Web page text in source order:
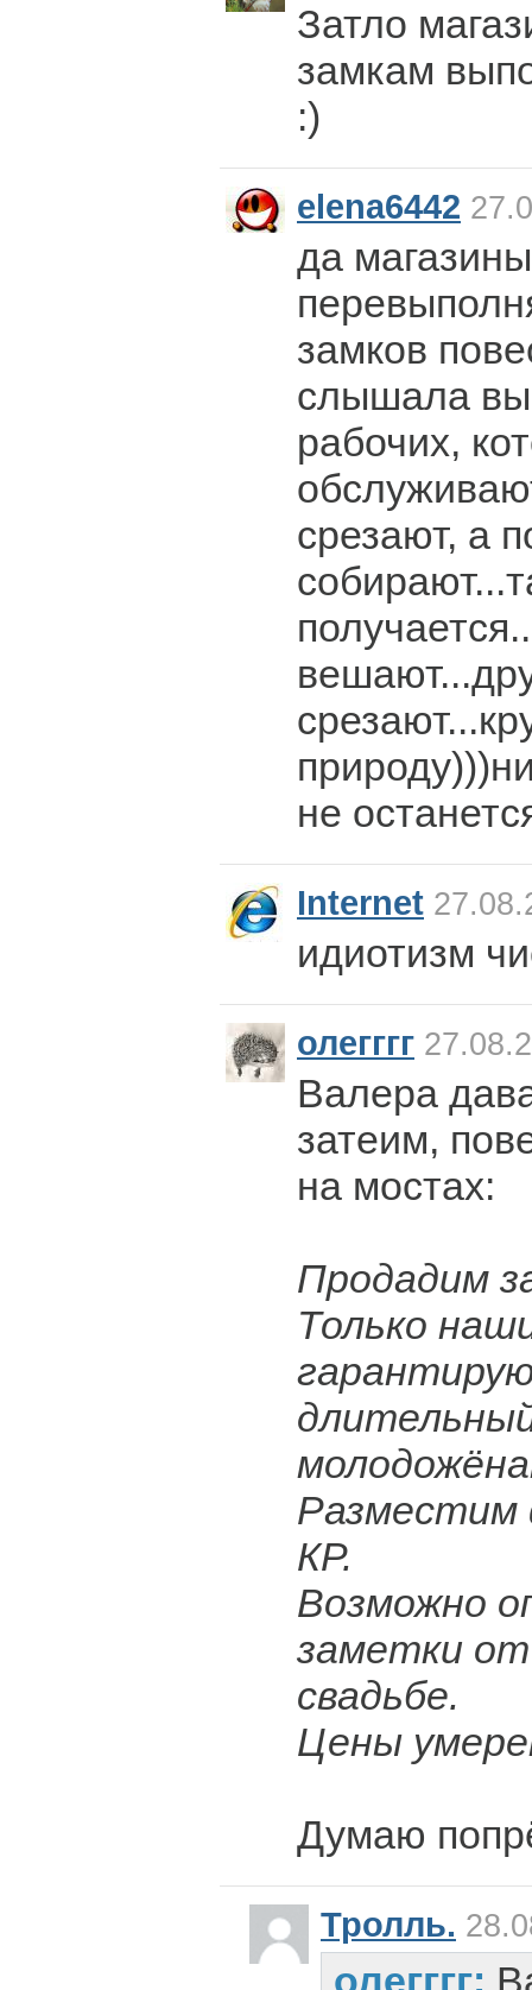
Затло
замкам
:)
elena6442
да
замков
слышала
рабочих,
срезают, а
не
Internet
идиотизм
олегггг
Валера
затеим,
на мостах:
Продадим
Только
Разместим
КР.
Возможно
заметки
свадьбе.
Цены
Думаю
Тролль.
олегггг: